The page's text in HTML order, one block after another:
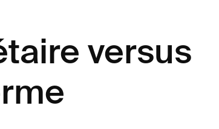
versus